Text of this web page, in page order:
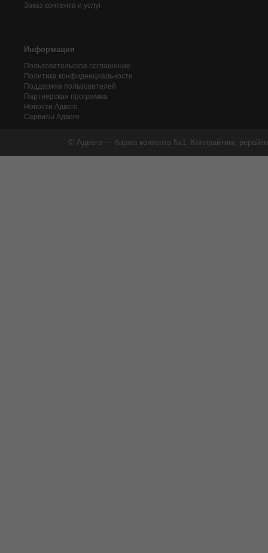
Заказ контента и услуг
Информация
Пользовательское соглашение
Политика конфиденциальности
Поддержка пользователей
Партнерская программа
Новости Адвего
Сервисы Адвего
© Адвего — биржа контента №1. Копирайтинг,